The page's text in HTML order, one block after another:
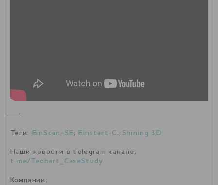
Теги: EinScan-SE , Einstart-C , Shining 3D
Наши новости в telegram канале:
t.me/Techart_CaseStudy
Компании: